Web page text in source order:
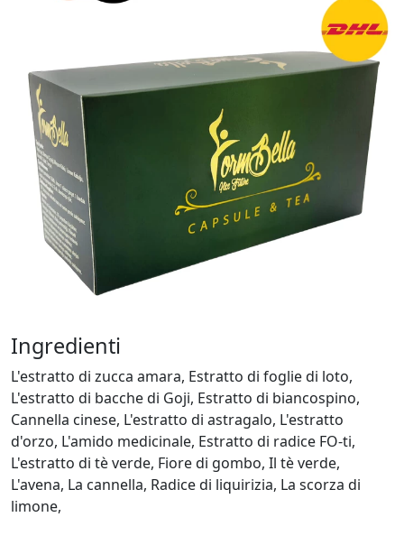
Ingredienti
L'estratto di zucca amara, Estratto di foglie di loto,
L'estratto di bacche di Goji, Estratto di biancospino,
Cannella cinese, L'estratto di astragalo, L'estratto
d'orzo, L'amido medicinale, Estratto di radice FO-ti,
L'estratto di tè verde, Fiore di gombo, Il tè verde,
L'avena, La cannella, Radice di liquirizia, La scorza di
limone,